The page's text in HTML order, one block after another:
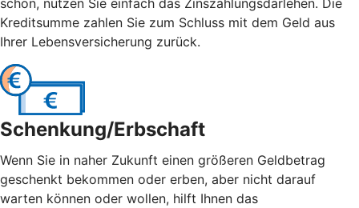
schon, nutzen Sie einfach das Zinszahlungsdarlehen. Die
Kreditsumme zahlen Sie zum Schluss mit dem Geld aus
Ihrer Lebensversicherung zurück.
Schenkung/Erbschaft
Wenn Sie in naher Zukunft einen größeren Geldbetrag
geschenkt bekommen oder erben, aber nicht darauf
warten können oder wollen, hilft Ihnen das